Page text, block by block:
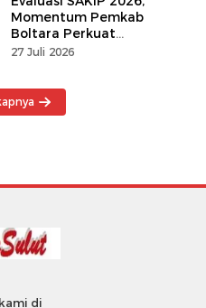
Momentum Pemkab
Boltara Perkuat
Akuntabilitas dan Kinerja
27 Juli 2026
di